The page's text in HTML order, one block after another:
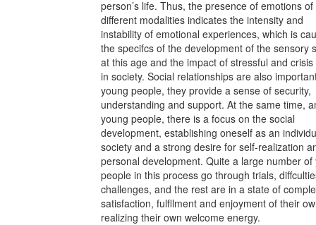
person’s life. Thus, the presence of emotions of
different modalities indicates the intensity and
instability of emotional experiences, which is
the specifcs of the development of the sensory
at this age and the impact of stressful and
in society. Social relationships are also
young people, they provide a sense of security,
understanding and support. At the same time,
young people, there is a focus on the social
development, establishing oneself as an
society and a strong desire for self-realization
personal development. Quite a large number of
people in this process go through trials,
challenges, and the rest are in a state of
satisfaction, fulfllment and enjoyment of their
realizing their own welcome energy.